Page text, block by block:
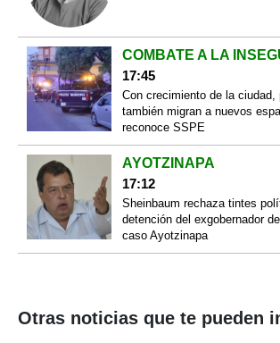
COMBATE A LA
17:45
Con crecimiento de la ciudad,
también migran a nuevos
reconoce SSPE
AYOTZINAPA
17:12
Sheinbaum rechaza tintes
detención del exgobernador
caso Ayotzinapa
Otras noticias que te pueden